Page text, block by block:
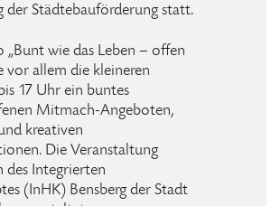
der Städtebauförderung statt.
wie das Leben – offen
vor allem die kleineren
17 Uhr ein buntes
Mitmach-Angeboten,
kreativen
Die Veranstaltung
des Integrierten
(InHK) Bensberg der Stadt